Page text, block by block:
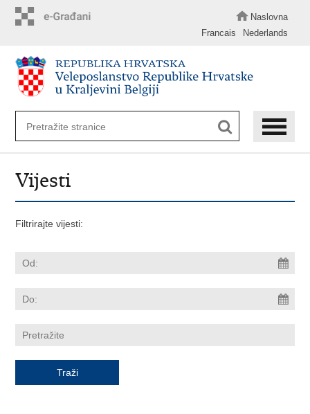
Naslovna
Francais
Nederlands
Vijesti
Filtrirajte vijesti: